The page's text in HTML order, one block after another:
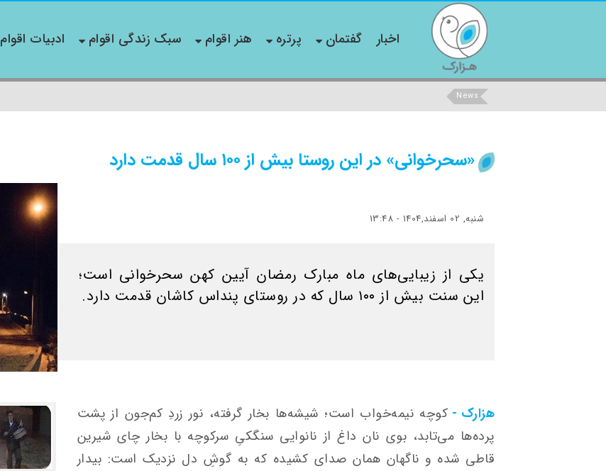
اخبار گفتمان پرتره هنر اقوام سبک زندگی اقوام ادبیات اقوام
News
«سحرخوانی» در این روستا بیش از ۱۰۰ سال قدمت دارد
شنبه, 02 اسفند,1404 - 13:48
یکی از زیبایی‌های ماه مبارک رمضان آیین کهن سحرخوانی است؛
این سنت بیش از ۱۰۰ سال که در روستای پنداس کاشان قدمت دارد.
هزارک - کوچه نیمه‌خواب است؛ شیشه‌ها بخار گرفته، نور زردِ کم‌جون از پشت
پرده‌ها می‌تابد، بوی نان داغ از نانوایی سنگکیِ سرکوچه با بخار چای شیرین
قاطی شده و ناگهان همان صدای کشیده که به گوشِ دل نزدیک است: بیدار